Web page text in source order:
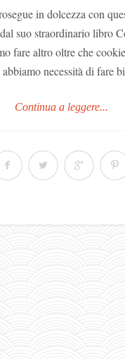
in dolcezza con
suo straordinario libro
fare altro oltre che
necessità di fare
Continua a leggere...